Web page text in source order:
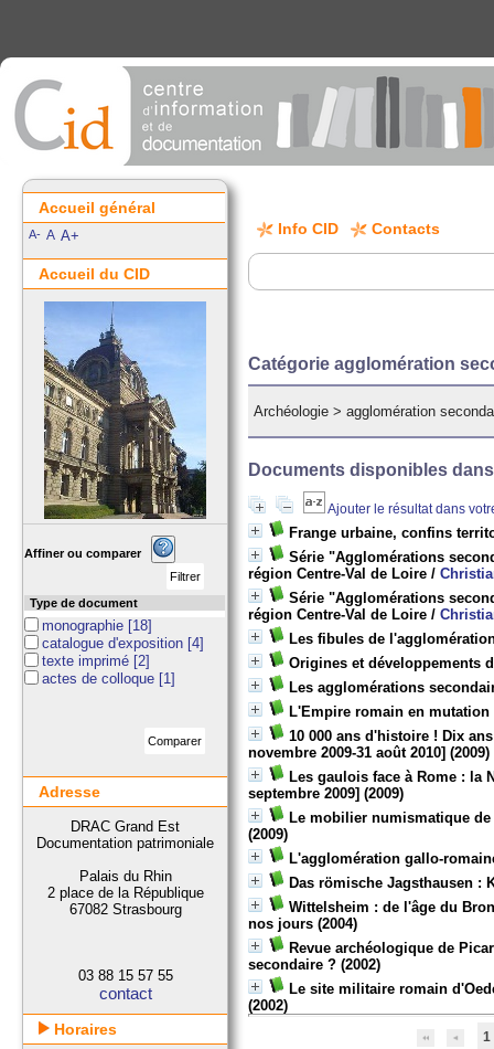
Info CID Contacts
Catégorie agglomération
Archéologie >agglomération
Documents disponibles
Ajouter le résultat dans
Frange urbaine, confins
Série "Agglomérations
région Centre-Val de Loire /
Série "Agglomérations
région Centre-Val de Loire /
Les fibules de
Origines et développements
Les agglomérations
L'Empire romain en mutation
10 000 ans d'histoire ! Dix
novembre 2009-31 août 2010] (2009)
Les gaulois face à Rome : la
septembre 2009] (2009)
Le mobilier numismatique
(2009)
L'agglomération gallo-
Das römische Jagsthausen :
Wittelsheim : de l'âge du
nos jours (2004)
Revue archéologique de
secondaire ? (2002)
Le site militaire romain
(2002)
1
Accueil général
A- A A+
Accueil du CID
Affiner ou comparer
Type de document
monographie [18]
catalogue d'exposition [4]
texte imprimé [2]
actes de colloque [1]
Adresse
DRAC Grand Est
Documentation patrimoniale
Palais du Rhin
2 place de la République
67082 Strasbourg
03 88 15 57 55
contact
Horaires